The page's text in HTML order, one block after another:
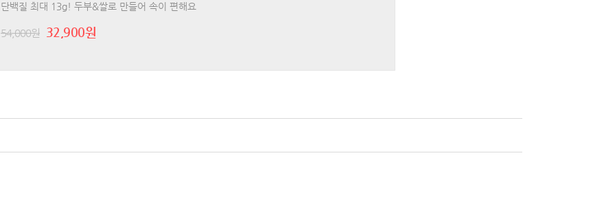
단백질 최대 13g! 두부&쌀로 만들어 속이 편해요
54,000원 32,900원